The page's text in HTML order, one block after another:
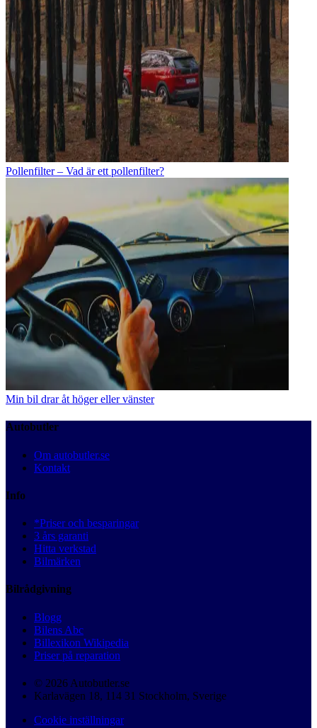
Pollenfilter – Vad är ett pollenfilter?
Min bil drar åt höger eller vänster
Autobutler
Om autobutler.se
Kontakt
Info
*Priser och besparingar
3 års garanti
Hitta verkstad
Bilmärken
Bilrådgivning
Blogg
Bilens Abc
Billexikon Wikipedia
Priser på reparation
© 2026 Autobutler.se
Karlavägen 18, 114 31 Stockholm, Sverige
Cookie inställningar